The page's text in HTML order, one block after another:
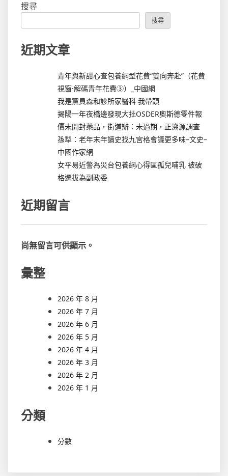
搜尋
搜尋
近期文章
青年與新甜心查包養網型花費“雙向奔赴”（花費
視窗·解碼青年花費③）_中國網
我是黨員森和診所家醫科 我帶頭
揭陽一年夜橋邊發現大批OSDER奧斯德零件報
價未開封藥品，街道辦：未過期，正溯源調查
孫犁：老年末年讀史找九宮格會議更多味–文史–
中國作家網
女平易近警為災台包養網心得區孤兒哺乳 被破
格選拔為副政委
近期留言
尚無留言可供顯示。
彙整
2026 年 8 月
2026 年 7 月
2026 年 6 月
2026 年 5 月
2026 年 4 月
2026 年 3 月
2026 年 2 月
2026 年 1 月
分類
分數